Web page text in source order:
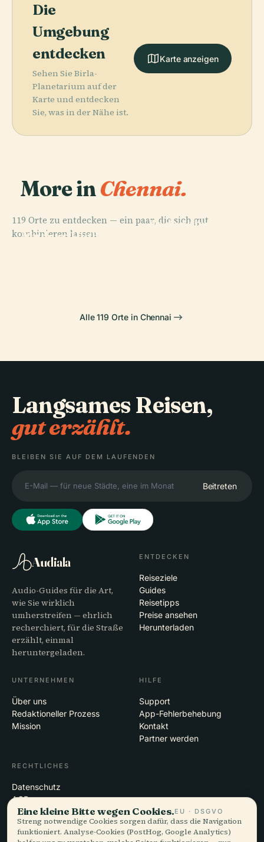
Die
Umgebung
entdecken
Sehen Sie Birla-
Planetarium auf der
Karte und entdecken
Sie, was in der Nähe ist.
Karte anzeigen
More inChennai.
119 Orte zu entdecken — ein paar, die sich gut
kombinieren lassen.
PLACE
Madras High
Vadapalani
PLACE
Alle 119 Orte in Chennai
Langsames Reisen,
gut erzählt.
BLEIBEN SIE AUF DEM LAUFENDEN
Beitreten
Audiala
Audio-Guides für die Art,
wie Sie wirklich
umherstreifen — ehrlich
recherchiert, für die Straße
erzählt, einmal
heruntergeladen.
ENTDECKEN
Reiseziele
Guides
Reisetipps
Preise ansehen
Herunterladen
UNTERNEHMEN
Über uns
Redaktioneller Prozess
Mission
HILFE
Support
App-Fehlerbehebung
Kontakt
Partner werden
RECHTLICHES
Datenschutz
AGB
Cookie-Einstellungen
Konto löschen
Eine kleine Bitte wegen Cookies.EU · DSGVO
Streng notwendige Cookies sorgen dafür, dass die Navigation
funktioniert. Analyse-Cookies (PostHog, Google Analytics)